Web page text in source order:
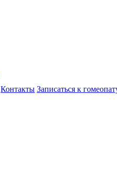
Контакты Записаться к